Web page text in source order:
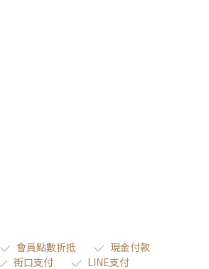
會員點數折抵
現金付款
街口支付
LINE支付